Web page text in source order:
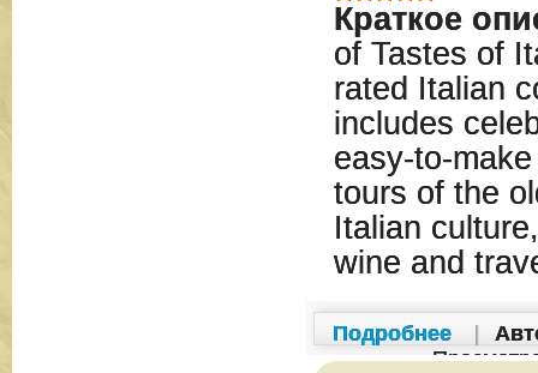
Краткое
of Tastes of
rated Italian
includes
easy-to-
tours of the
Italian
wine and
Подробнее